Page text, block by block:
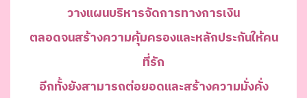
วางแผนบริหารจัดการทางการเงิน
ตลอดจนสร้างความคุ้มครองและหลักประกันให้คน
ที่รัก
อีกทั้งยังสามารถต่อยอดและสร้างความมั่งคั่ง